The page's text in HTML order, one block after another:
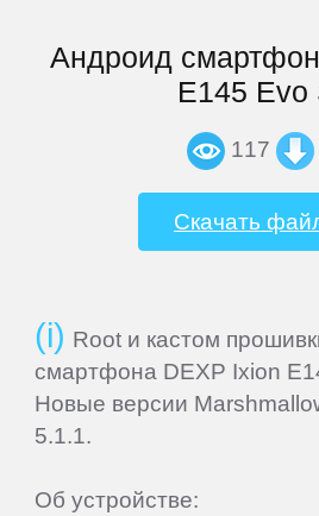
Андроид
E145 Evo
117
Скачать
Root и кастом
смартфона DEXP Ixion
Новые версии
5.1.1.
Об устройстве: